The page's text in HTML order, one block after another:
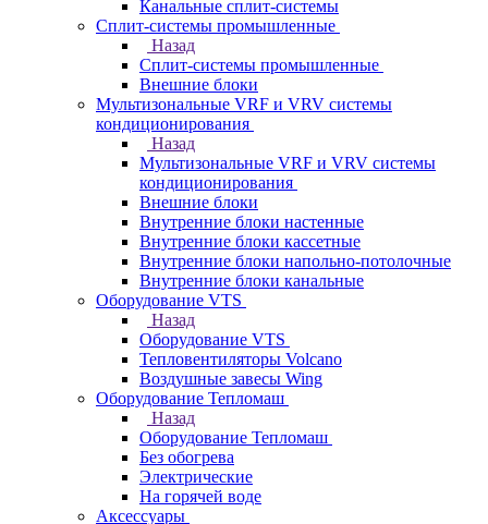
Канальные сплит-системы
Сплит-системы промышленные
Назад
Сплит-системы промышленные
Внешние блоки
Мультизональные VRF и VRV системы
кондиционирования
Назад
Мультизональные VRF и VRV системы
кондиционирования
Внешние блоки
Внутренние блоки настенные
Внутренние блоки кассетные
Внутренние блоки напольно-потолочные
Внутренние блоки канальные
Оборудование VTS
Назад
Оборудование VTS
Тепловентиляторы Volcano
Воздушные завесы Wing
Оборудование Тепломаш
Назад
Оборудование Тепломаш
Без обогрева
Электрические
На горячей воде
Аксессуары